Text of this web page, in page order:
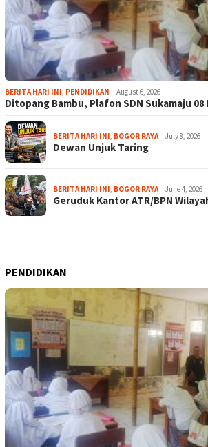
BERITA HARI INI, PENDIDIKAN August 6, 2026
Ditopang Bambu, Plafon SDN Sukamaju
BERITA HARI INI, BOGOR RAYA July 8, 2026
Dewan Unjuk Taring
BERITA HARI INI, BOGOR RAYA June 4, 2026
Geruduk Kantor ATR/BPN
PENDIDIKAN